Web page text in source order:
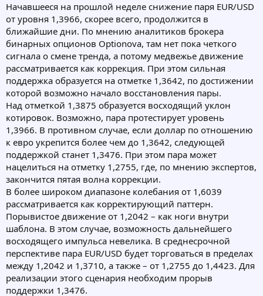
Начавшееся на прошлой неделе снижение паря EUR/USD
от уровня 1,3966, скорее всего, продолжится в
ближайшие дни. По мнению аналитиков брокера
бинарных опционов Optionova, там нет пока четкого
сигнала о смене тренда, а потому медвежье движение
рассматривается как коррекция. При этом сильная
поддержка образуется на отметке 1,3642, по достижении
которой возможно начало восстановления пары.
Над отметкой 1,3875 образуется восходящий уклон
котировок. Возможно, пара протестирует уровень
1,3966. В противном случае, если доллар по отношению
к евро укрепится более чем до 1,3642, следующей
поддержкой станет 1,3476. При этом пара может
нацелиться на отметку 1,2755, где, по мнению экспертов,
закончится пятая волна коррекции.
В более широком диапазоне колебания от 1,6039
рассматривается как корректирующий паттерн.
Порывистое движение от 1,2042 – как ноги внутри
шаблона. В этом случае, возможность дальнейшего
восходящего импульса невелика. В среднесрочной
перспективе пара EUR/USD будет торговаться в пределах
между 1,2042 и 1,3710, а также – от 1,2755 до 1,4423. Для
реализации этого сценария необходим прорыв
поддержки 1,3476.